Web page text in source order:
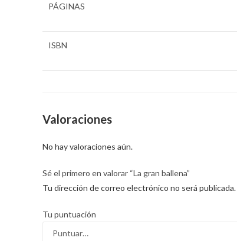
PÁGINAS
ISBN
Valoraciones
No hay valoraciones aún.
Sé el primero en valorar “La gran ballena”
Tu dirección de correo electrónico no será publicada.
Tu puntuación